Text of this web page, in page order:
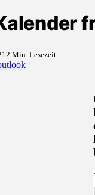
2 Min. Lesezeit